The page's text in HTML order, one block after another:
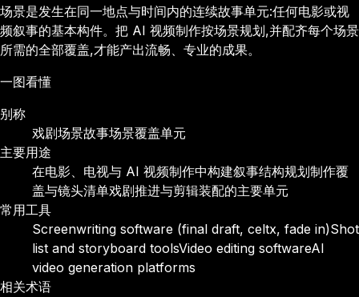
场景是发生在同一地点与时间内的连续故事单元:任何电影或视
频叙事的基本构件。把 AI 视频制作按场景规划,并配齐每个场景
所需的全部覆盖,才能产出流畅、专业的成果。
一图看懂
别称
戏剧场景故事场景覆盖单元
主要用途
在电影、电视与 AI 视频制作中构建叙事结构规划制作覆
盖与镜头清单戏剧推进与剪辑装配的主要单元
常用工具
Screenwriting software (final draft, celtx, fade in)Shot
list and storyboard toolsVideo editing softwareAI
video generation platforms
相关术语